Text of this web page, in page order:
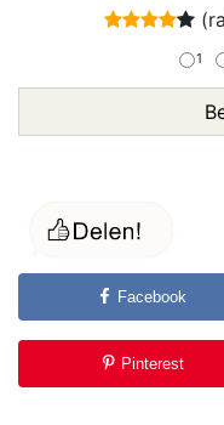
1
Facebook
Pinterest